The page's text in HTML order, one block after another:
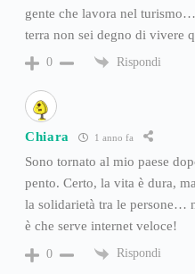
gente che lavora nel
terra non sei degno di vivere
0 Rispondi
Chiara 1 anno fa
Sono tornato al mio paese
pento. Certo, la vita è dura,
la solidarietà tra le persone…
è che serve internet veloce!
0 Rispondi